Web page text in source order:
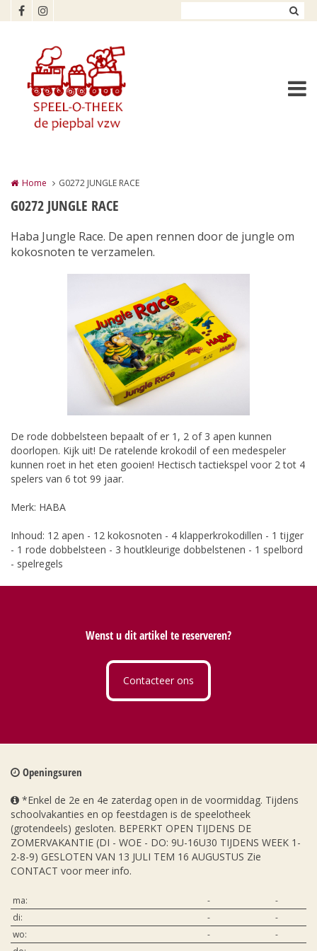
Overslaan en naar de inhoud gaan
Home G0272 JUNGLE RACE
G0272 JUNGLE RACE
Haba Jungle Race. De apen rennen door de jungle om
kokosnoten te verzamelen.
De rode dobbelsteen bepaalt of er 1, 2 of 3 apen kunnen
doorlopen. Kijk uit! De ratelende krokodil of een medespeler
kunnen roet in het eten gooien! Hectisch tactiekspel voor 2 tot 4
spelers van 6 tot 99 jaar.
Merk: HABA
Inhoud: 12 apen - 12 kokosnoten - 4 klapperkrokodillen - 1 tijger
- 1 rode dobbelsteen - 3 houtkleurige dobbelstenen - 1 spelbord
- spelregels
Wenst u dit artikel te reserveren?
Contacteer ons
Openingsuren
*Enkel de 2e en 4e zaterdag open in de voormiddag. Tijdens
schoolvakanties en op feestdagen is de speelotheek
(grotendeels) gesloten. BEPERKT OPEN TIJDENS DE
ZOMERVAKANTIE (DI - WOE - DO: 9U-16U30 TIJDENS WEEK 1-
2-8-9) GESLOTEN VAN 13 JULI TEM 16 AUGUSTUS Zie
CONTACT voor meer info.
ma: -
-
di:
-
-
wo:
-
-